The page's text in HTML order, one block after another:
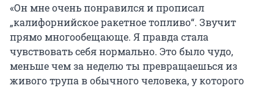
«Он мне очень понравился и прописал
„калифорнийское ракетное топливо“. Звучит
прямо многообещающе. Я правда стала
чувствовать себя нормально. Это было чудо,
меньше чем за неделю ты превращаешься из
живого трупа в обычного человека, у которого